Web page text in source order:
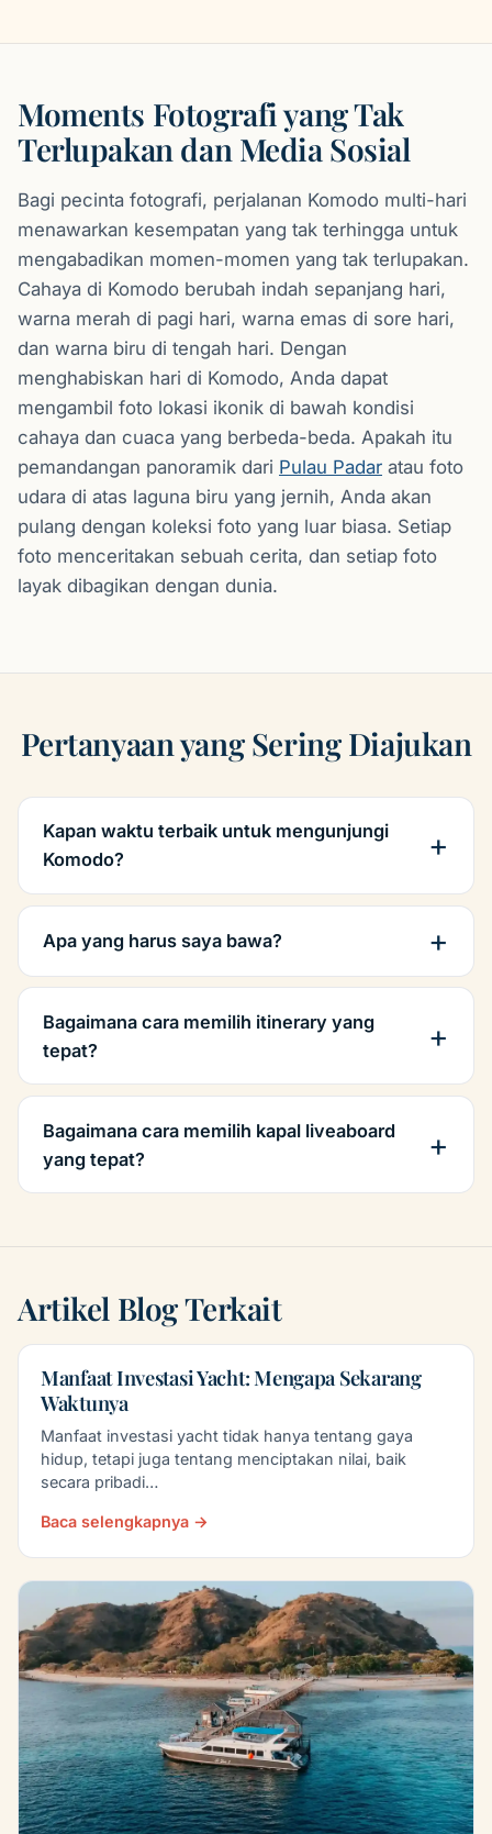
Moments Fotografi yang Tak
Terlupakan dan Media Sosial
Bagi pecinta fotografi, perjalanan Komodo multi-hari
menawarkan kesempatan yang tak terhingga untuk
mengabadikan momen-momen yang tak terlupakan.
Cahaya di Komodo berubah indah sepanjang hari,
warna merah di pagi hari, warna emas di sore hari,
dan warna biru di tengah hari. Dengan
menghabiskan hari di Komodo, Anda dapat
mengambil foto lokasi ikonik di bawah kondisi
cahaya dan cuaca yang berbeda-beda. Apakah itu
pemandangan panoramik dari Pulau Padar atau foto
udara di atas laguna biru yang jernih, Anda akan
pulang dengan koleksi foto yang luar biasa. Setiap
foto menceritakan sebuah cerita, dan setiap foto
layak dibagikan dengan dunia.
Pertanyaan yang Sering Diajukan
Kapan waktu terbaik untuk mengunjungi
Komodo?
Apa yang harus saya bawa?
Bagaimana cara memilih itinerary yang
tepat?
Bagaimana cara memilih kapal liveaboard
yang tepat?
Artikel Blog Terkait
Manfaat Investasi Yacht: Mengapa Sekarang
Waktunya
Manfaat investasi yacht tidak hanya tentang gaya
hidup, tetapi juga tentang menciptakan nilai, baik
secara pribadi…
Baca selengkapnya →